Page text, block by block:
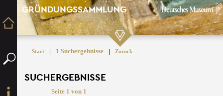
GRÜNDUNGSSAMMLUNG
Start | 1 Suchergebnisse | Zurück
SUCHERGEBNISSE
Seite 1 von 1